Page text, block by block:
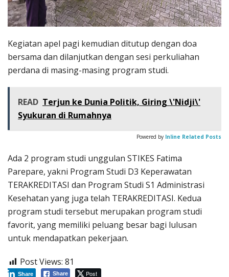
Kegiatan apel pagi kemudian ditutup dengan doa
bersama dan dilanjutkan dengan sesi perkuliahan
perdana di masing-masing program studi.
READ Terjun ke Dunia Politik, Giring \'Nidji\'
Syukuran di Rumahnya
Powered by Inline Related Posts
Ada 2 program studi unggulan STIKES Fatima
Parepare, yakni Program Studi D3 Keperawatan
TERAKREDITASI dan Program Studi S1 Administrasi
Kesehatan yang juga telah TERAKREDITASI. Kedua
program studi tersebut merupakan program studi
favorit, yang memiliki peluang besar bagi lulusan
untuk mendapatkan pekerjaan.
Post Views: 81
Share Post
Share